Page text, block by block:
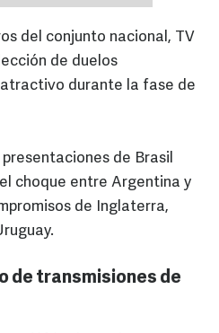
del conjunto nacional, TV
de duelos
durante la fase de
de Brasil
choque entre Argentina y
de Inglaterra,
de transmisiones de